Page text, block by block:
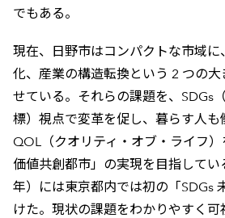
でもある。
現在、日野市はコンパクトな市域
化、産業の構造転換という 2 つの
せている。それらの課題を、SDGs
標）視点で変革を促し、暮らす人も
QOL（クオリティ・オブ・ライフ
価値共創都市」の実現を目指して
年）には東京都内では初の「SDGs
けた。現状の課題をわかりやすく